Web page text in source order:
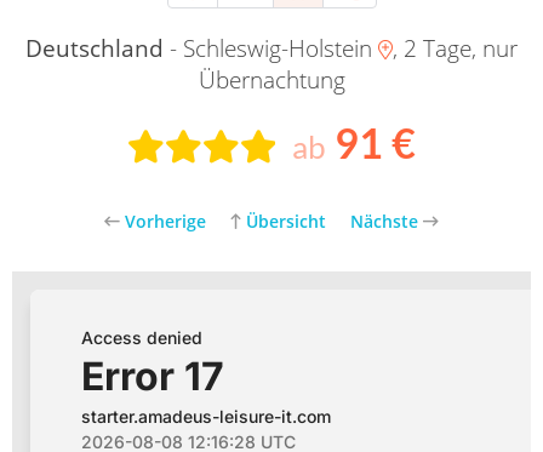
Deutschland - Schleswig-Holstein
, 2 Tage, nur
Übernachtung
ab 91 €
Vorherige Übersicht Nächste